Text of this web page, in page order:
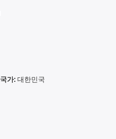
국가: 대한민국